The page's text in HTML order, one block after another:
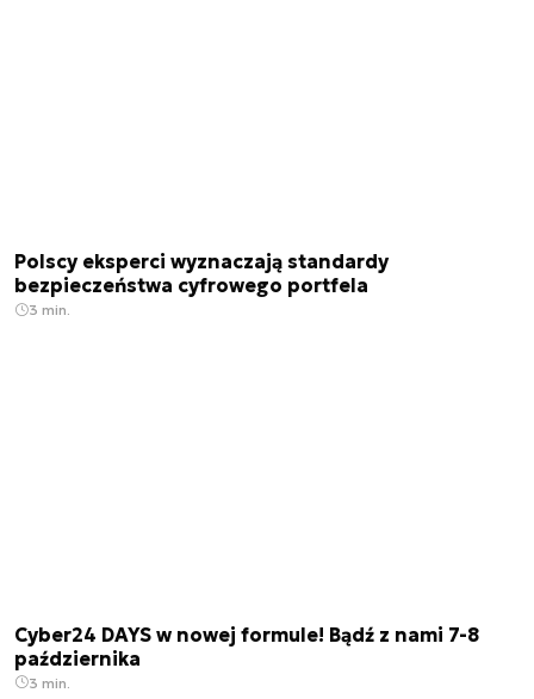
Polscy eksperci wyznaczają standardy
bezpieczeństwa cyfrowego portfela
3 min.
Cyber24 DAYS w nowej formule! Bądź z nami 7-8
października
3 min.